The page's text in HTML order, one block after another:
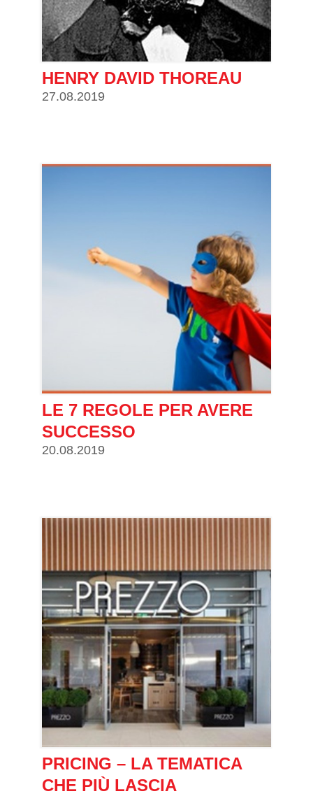
HENRY DAVID THOREAU
27.08.2019
LE 7 REGOLE PER AVERE
SUCCESSO
20.08.2019
PRICING – LA TEMATICA
CHE PIÙ LASCIA